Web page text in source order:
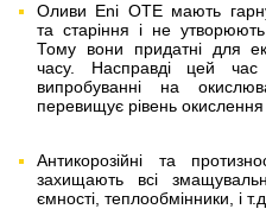
Оливи Eni OTE мають гарну
та старіння і не утворюють
Тому вони придатні для
часу. Насправді цей
випробуванні на
перевищує рівень
Антикорозійні та
захищають всі
ємності, теплообмінники, і т.д.